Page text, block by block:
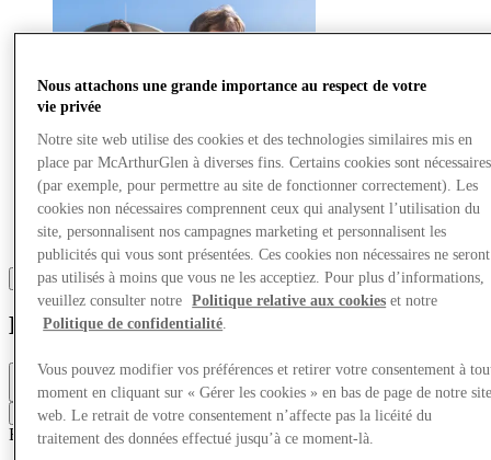
Eden
Ouvert
10am - 6pm
Contacter la boutique
EnfantModeMode décontractéeDenimMode élégante
Nous attachons une grande importance au respect de votre
vie privée
Notre site web utilise des cookies et des technologies similaires mis en
place par McArthurGlen à diverses fins. Certains cookies sont nécessaires
(par exemple, pour permettre au site de fonctionner correctement). Les
cookies non nécessaires comprennent ceux qui analysent l’utilisation du
site, personnalisent nos campagnes marketing et personnalisent les
publicités qui vous sont présentées. Ces cookies non nécessaires ne seront
pas utilisés à moins que vous ne les acceptiez. Pour plus d’informations,
veuillez consulter notre
Politique relative aux cookies et notre
Politique de confidentialité.
Vous pouvez modifier vos préférences et retirer votre consentement à
moment en cliquant sur « Gérer les cookies » en bas de page de notre
web. Le retrait de votre consentement n’affecte pas la licéité du
traitement des données effectué jusqu’à ce moment-là.